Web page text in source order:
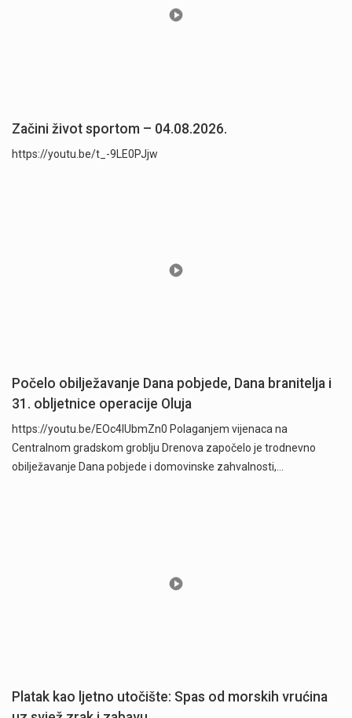
Začini život sportom – 04.08.2026.
https://youtu.be/t_-9LE0PJjw
Počelo obilježavanje Dana pobjede, Dana branitelja i
31. obljetnice operacije Oluja
https://youtu.be/EOc4IUbmZn0 Polaganjem vijenaca na
Centralnom gradskom groblju Drenova započelo je trodnevno
obilježavanje Dana pobjede i domovinske zahvalnosti,…
Platak kao ljetno utočište: Spas od morskih vrućina